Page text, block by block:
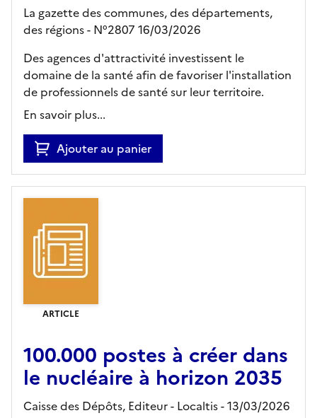
La gazette des communes, des départements,
des régions - N°2807 16/03/2026
Des agences d'attractivité investissent le
domaine de la santé afin de favoriser l'installation
de professionnels de santé sur leur territoire.
En savoir plus...
Ajouter au panier
ARTICLE
100.000 postes à créer dans
le nucléaire à horizon 2035
Caisse des Dépôts, Editeur- Localtis- 13/03/2026